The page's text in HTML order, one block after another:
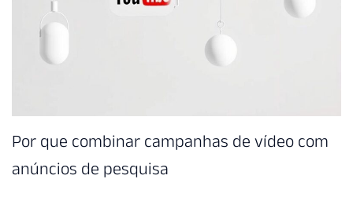
Por que combinar campanhas de vídeo com
anúncios de pesquisa